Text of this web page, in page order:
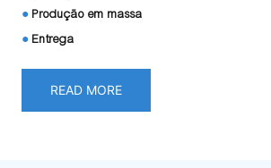
● Produção em massa
● Entrega
READ MORE